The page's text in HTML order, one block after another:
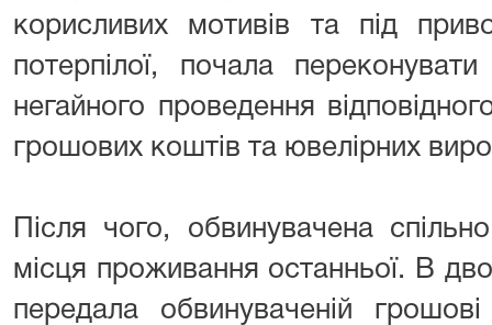
корисливих мотивів та під
потерпілої, почала
негайного проведення
грошових коштів та ювелірних
Після чого, обвинувачена
місця проживання останньої. В
передала обвинуваченій